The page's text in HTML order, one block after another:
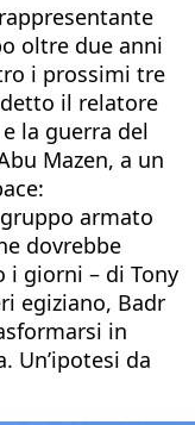
oltre due anni
i prossimi tre
il relatore
la guerra del
Mazen, a un
armato
dovrebbe
i giorni – di Tony
egiziano, Badr
in
Un’ipotesi da